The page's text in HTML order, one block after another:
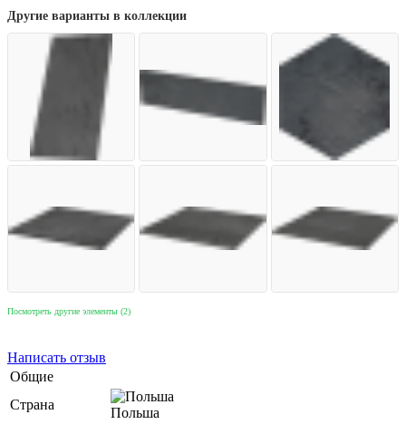
Другие варианты в коллекции
Посмотреть другие элементы (2)
Написать отзыв
Общие
Страна
Польша